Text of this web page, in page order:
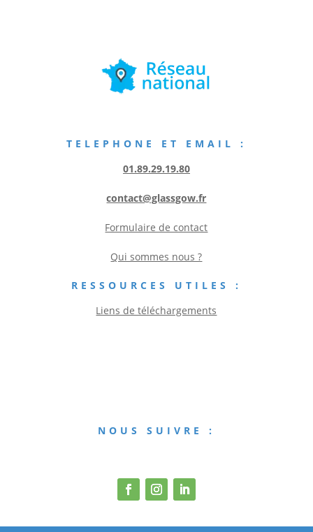
TELEPHONE ET EMAIL :
01.89.29.19.80
contact@glassgow.fr
Formulaire de contact
Qui sommes nous ?
RESSOURCES UTILES :
Liens de téléchargements
NOUS SUIVRE :